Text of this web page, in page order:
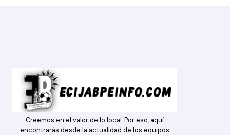
Creemos en el valor de lo local. Por eso, aquí
encontrarás desde la actualidad de los equipos